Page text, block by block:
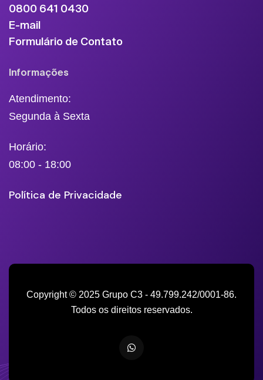
0800 641 0430
E-mail
Formulário de Contato
Informações
Atendimento:
Segunda à Sexta
Horário:
08:00 - 18:00
Política de Privacidade
Copyright © 2025 Grupo C3 - 49.799.242/0001-86.
Todos os direitos reservados.